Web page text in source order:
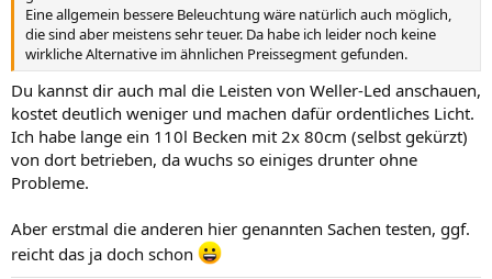
Eine allgemein bessere Beleuchtung wäre natürlich auch möglich,
die sind aber meistens sehr teuer. Da habe ich leider noch keine
wirkliche Alternative im ähnlichen Preissegment gefunden.
Du kannst dir auch mal die Leisten von Weller-Led anschauen,
kostet deutlich weniger und machen dafür ordentliches Licht.
Ich habe lange ein 110l Becken mit 2x 80cm (selbst gekürzt)
von dort betrieben, da wuchs so einiges drunter ohne
Probleme.
Aber erstmal die anderen hier genannten Sachen testen, ggf.
reicht das ja doch schon